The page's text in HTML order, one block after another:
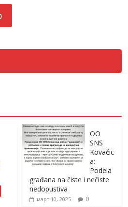
OO
SNS
Kovačic
a:
Podela
građana na čiste i nečiste
nedopustiva
март 10, 2025 0